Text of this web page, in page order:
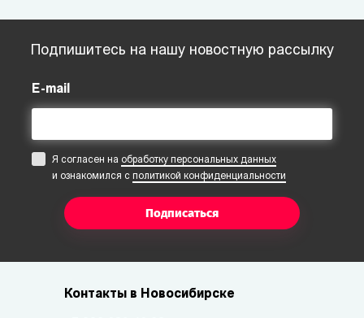
Подпишитесь на нашу новостную рассылку
E-mail
Я согласен на обработку персональных данных
и ознакомился с политикой конфиденциальности
Подписаться
Контакты в Новосибирске